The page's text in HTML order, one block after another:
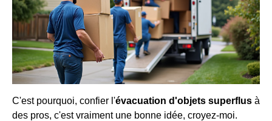
C'est pourquoi, confier l'évacuation d'objets superflus à
des pros, c'est vraiment une bonne idée, croyez-moi.